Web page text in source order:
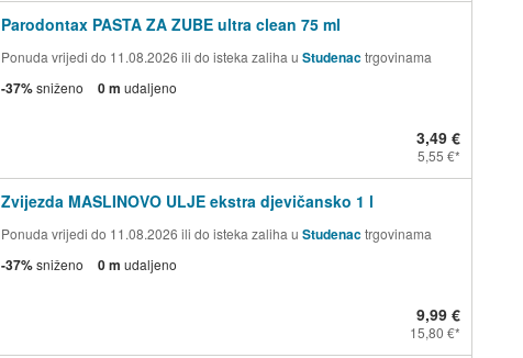
Parodontax PASTA ZA ZUBE ultra clean 75 ml
Ponuda vrijedi do 11.08.2026 ili do isteka zaliha u Studenactrgovinama
-37%sniženo 0 m udaljeno
3,49 €
5,55 €
Zvijezda MASLINOVO ULJE ekstra djevičansko 1 l
Ponuda vrijedi do 11.08.2026 ili do isteka zaliha u Studenactrgovinama
-37%sniženo 0 m udaljeno
9,99 €
15,80 €